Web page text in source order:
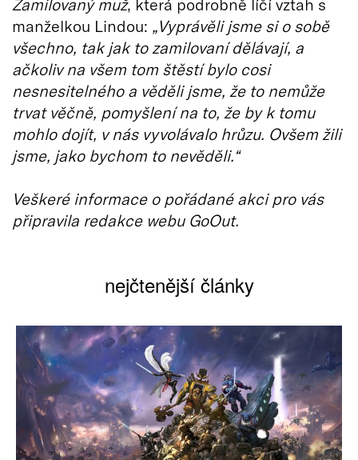
manželkou Lindou: „Vyprávěli jsme si o sobě
všechno, tak jak to zamilovaní dělávají, a
ačkoliv na všem tom štěstí bylo cosi
nesnesitelného a věděli jsme, že to nemůže
trvat věčně, pomyšlení na to, že by k tomu
mohlo dojít, v nás vyvolávalo hrůzu. Ovšem žili
jsme, jako bychom to nevěděli.“
Veškeré informace o pořádané akci pro vás
připravila redakce webu GoOut.
nejčtenější články